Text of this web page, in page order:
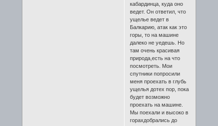
кабардинца, куда оно
ведет. Он ответил, что
ущелье ведет в
Балкарию, атак как это
горы, то на машине
далеко не уедешь. Но
там очень красивая
природа,есть на что
посмотреть. Мои
спутники попросили
меня проехать в глубь
ущелья дотех пор, пока
будет возможно
проехать на машине.
Мы поехали и высоко в
горахдобрались до